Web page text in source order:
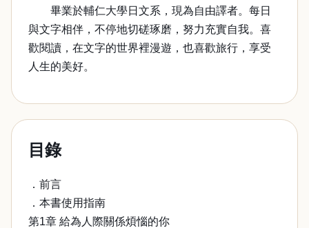
畢業於輔仁大學日文系，現為自由譯者。每日
與文字相伴，不停地切磋琢磨，努力充實自我。喜
歡閱讀，在文字的世界裡漫遊，也喜歡旅行，享受
人生的美好。
目錄
．前言
．本書使用指南
第1章 給為人際關係煩惱的你